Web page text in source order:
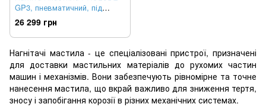
GP3, пневматичний, під
ємність 180 кг
26 299 грн
Нагнітачі мастила - це спеціалізовані пристрої, призначені
для доставки мастильних матеріалів до рухомих частин
машин і механізмів. Вони забезпечують рівномірне та точне
нанесення мастила, що вкрай важливо для зниження тертя,
зносу і запобігання корозії в різних механічних системах.